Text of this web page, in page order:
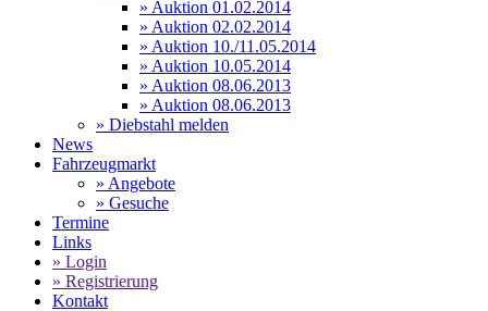
» Auktion 01.02.2014
» Auktion 02.02.2014
» Auktion 10./11.05.2014
» Auktion 10.05.2014
» Auktion 08.06.2013
» Auktion 08.06.2013
» Diebstahl melden
News
Fahrzeugmarkt
» Angebote
» Gesuche
Termine
Links
» Login
» Registrierung
Kontakt